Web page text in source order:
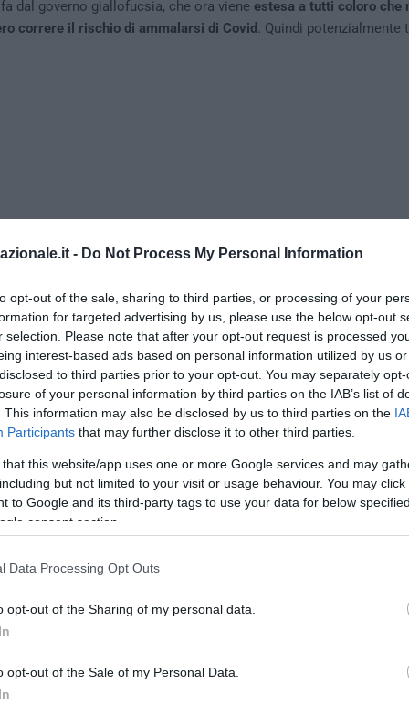
- Do Not Process My Personal Information
opt-out of the sale, sharing to third parties, or processing of your
for targeted advertising by us, please use the below opt-out
selection. Please note that after your opt-out request is processed
interest-based ads based on personal information utilized by us
to third parties prior to your opt-out. You may separately
of your personal information by third parties on the IAB’s list of
This information may also be disclosed by us to third parties on the
Participants that may further disclose it to other third parties.
that this website/app uses one or more Google services and may
but not limited to your visit or usage behaviour. You may
to Google and its third-party tags to use your data for below
consent section.
Data Processing Opt Outs
opt-out of the Sharing of my personal data.
opt-out of the Sale of my Personal Data.
dal governo giallofucsia, che ora viene estesa a tutti coloro che
correre il rischio di ammalarsi di Covid. Quindi potenzialmente
giuridico sulla pelle degli italiani
Anziché stringere le maglie dell’immigrazione illegale in piena
lasintesi tra sinistra politica e magistratura politicizzata
sulla pelle degli italiani. Concedendo di fatto il diritto a stare in
clandestinamente sulle nostre coste. In barba a qualsiasi norma
sanitario, nei confronti dei nostri concittadini a cui si chiede di
attività. Nuovamenteha la meglio l’interesse economico della